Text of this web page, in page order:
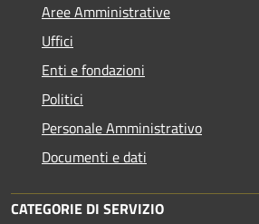
Aree Amministrative
Uffici
Enti e fondazioni
Politici
Personale Amministrativo
Documenti e dati
CATEGORIE DI SERVIZIO